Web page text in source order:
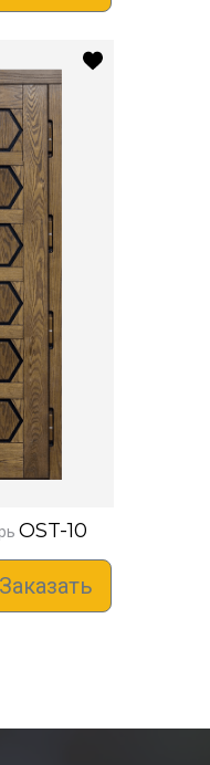
OST-10
Заказать